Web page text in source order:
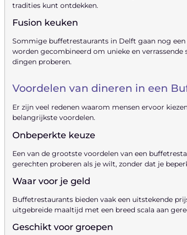
tradities kunt ontdekken.
Fusion keuken
Sommige buffetrestaurants in Delft gaan nog
worden gecombineerd om unieke en
dingen proberen.
Voordelen van dineren in een
Er zijn veel redenen waarom mensen ervoor
belangrijkste voordelen.
Onbeperkte keuze
Een van de grootste voordelen van een
gerechten proberen als je wilt, zonder dat je
Waar voor je geld
Buffetrestaurants bieden vaak een uitstekende
uitgebreide maaltijd met een breed scala aan
Geschikt voor groepen